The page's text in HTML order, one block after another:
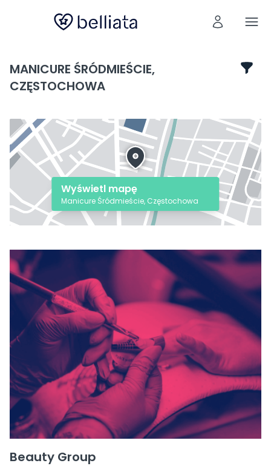
MANICURE ŚRÓDMIEŚCIE,
CZĘSTOCHOWA
Beauty Group
Wyświetl mapę
Manicure Śródmieście, Częstochowa